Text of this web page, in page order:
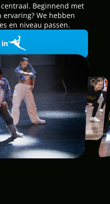
Beginnend met
We hebben
en niveau passen.
in